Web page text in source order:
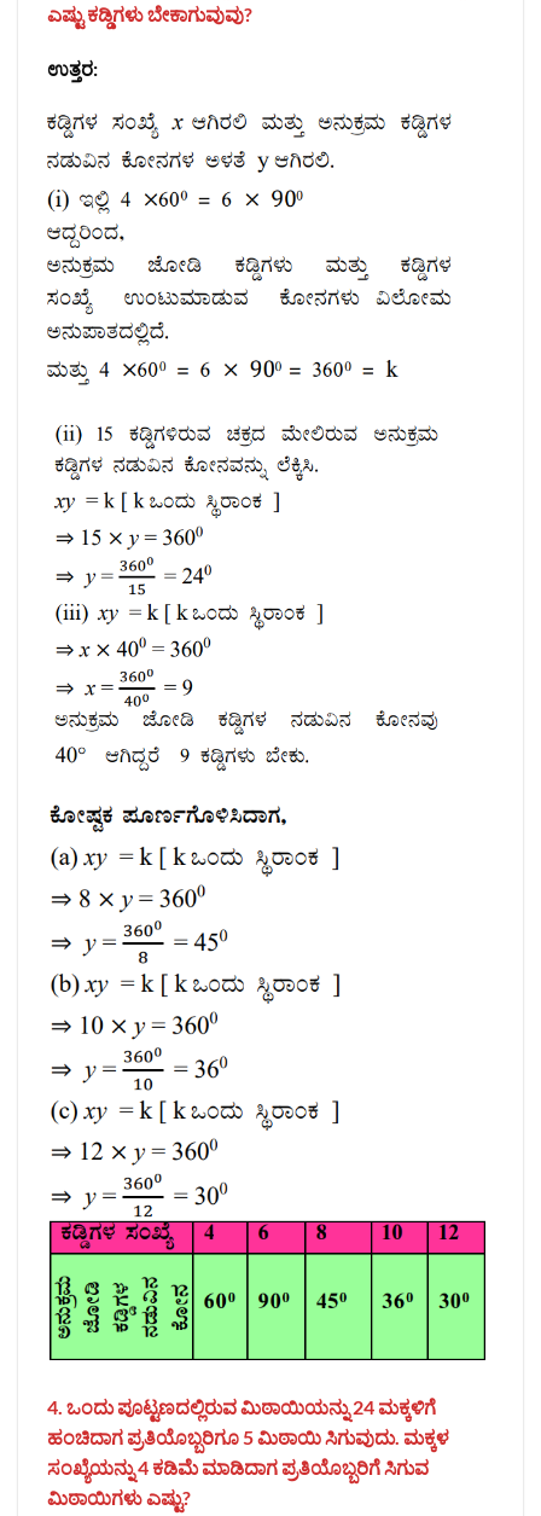
ಎಷ್ಟು ಕಡ್ಡಿಗಳು ಬೇಕಾಗುವುವು?
ಉತ್ತರ:
4. ಒಂದು ಪೂಟ್ಟಣದಲ್ಲಿರುವ ಮಿಠಾಯಿಯನ್ನು 24 ಮಕ್ಕಳಿಗೆ
ಹಂಚಿದಾಗ ಪ್ರತಿಯೊಬ್ಬರಿಗೂ 5 ಮಿಠಾಯಿ ಸಿಗುವುದು. ಮಕ್ಕಳ
ಸಂಖ್ಯೆಯನ್ನು 4 ಕಡಿಮೆ ಮಾಡಿದಾಗ ಪ್ರತಿಯೊಬ್ಬರಿಗೆ ಸಿಗುವ
ಮಿಠಾಯಿಗಳು ಎಷ್ಟು?